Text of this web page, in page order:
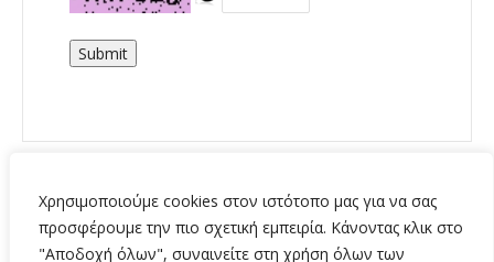
Χρησιμοποιούμε cookies στον ιστότοπο μας για να σας
προσφέρουμε την πιο σχετική εμπειρία. Κάνοντας κλικ στο
"Αποδοχή όλων", συναινείτε στη χρήση όλων των
Submit